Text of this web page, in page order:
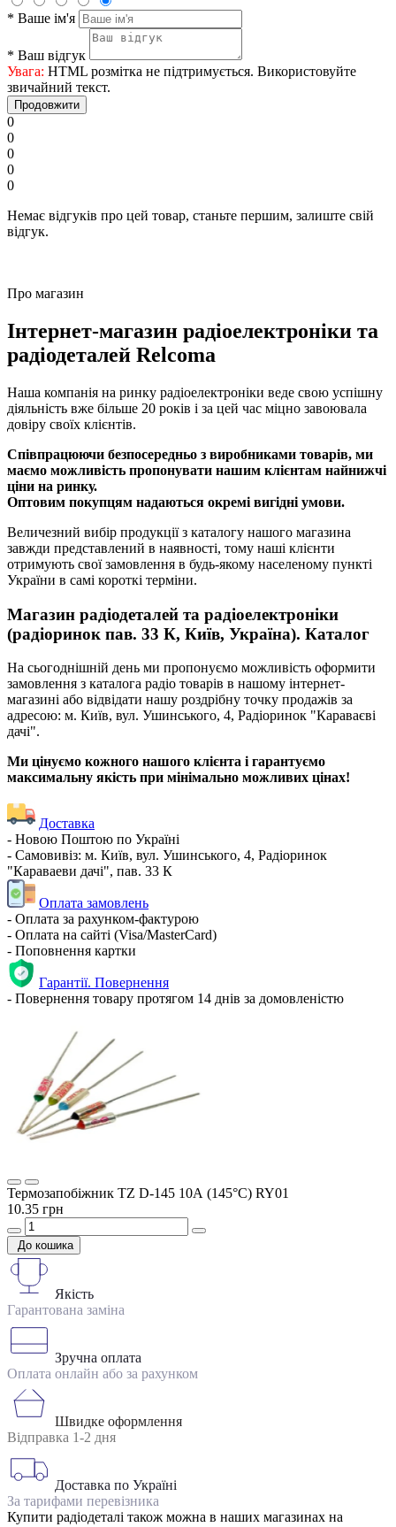
* Ваше ім'я
* Ваш відгук
Увага: HTML розмітка не підтримується. Використовуйте
звичайний текст.
Продовжити
0
0
0
0
0
Немає відгуків про цей товар, станьте першим, залиште свій
відгук.
Про магазин
Інтернет-магазин радіоелектроніки та
радіодеталей Relcoma
Наша компанія на ринку радіоелектроніки веде свою успішну
діяльність вже більше 20 років і за цей час міцно завоювала
довіру своїх клієнтів.
Співпрацюючи безпосередньо з виробниками товарів, ми
маємо можливість пропонувати нашим клієнтам найнижчі
ціни на ринку.
Оптовим покупцям надаються окремі вигідні умови.
Величезний вибір продукції з каталогу нашого магазина
завжди представлений в наявності, тому наші клієнти
отримують свої замовлення в будь-якому населеному пункті
України в самі короткі терміни.
Магазин радіодеталей та радіоелектроніки
(радіоринок пав. 33 К, Київ, Україна). Каталог
На сьогоднішній день ми пропонуємо можливість оформити
замовлення з каталога радіо товарів в нашому інтернет-
магазині або відвідати нашу роздрібну точку продажів за
адресою: м. Київ, вул. Ушинського, 4, Радіоринок "Караваєві
дачі".
Ми цінуємо кожного нашого клієнта і гарантуємо
максимальну якість при мінімально можливих цінах!
Доставка
- Новою Поштою по Україні
- Самовивіз: м. Київ, вул. Ушинського, 4, Радіоринок
"Караваеви дачі", пав. 33 К
Оплата замовлень
- Оплата за рахунком-фактурою
- Оплата на сайті (Visa/MasterCard)
- Поповнення картки
Гарантії. Повернення
- Повернення товару протягом 14 днів за домовленістю
Термозапобіжник TZ D-145 10А (145°C) RY01
10.35 грн
До кошика
Якість
Гарантована заміна
Зручна оплата
Оплата онлайн або за рахунком
Швидке оформлення
Відправка 1-2 дня
Доставка по Україні
За тарифами перевізника
Купити радіодеталі також можна в наших магазинах на